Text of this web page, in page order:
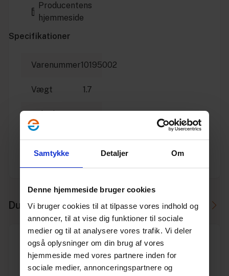
Samtykke Detaljer Om
Denne hjemmeside bruger cookies
Vi bruger cookies til at tilpasse vores indhold og
annoncer, til at vise dig funktioner til sociale
medier og til at analysere vores trafik. Vi deler
også oplysninger om din brug af vores
hjemmeside med vores partnere inden for
sociale medier, annonceringspartnere og
Producentens
hjemmeside
Specifikationer
Varenummer10195002
Vægt 1.7
Enhed STK.
Dimension 200
Du skal måske også bruge